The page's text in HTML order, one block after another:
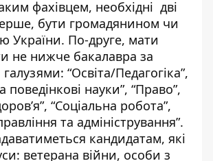
фахівцем, необхідні дві
бути громадянином чи
України. По-друге, мати
не нижче бакалавра за
“Освіта/Педагогіка”,
поведінкові науки”, “Право”,
“Соціальна робота”,
та адміністрування”.
кандидатам, які
ветерана війни, особи з